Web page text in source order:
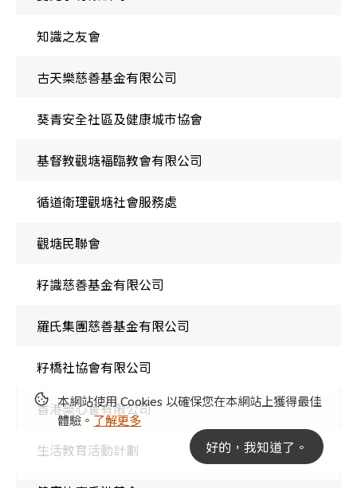
知識之友會
古天樂慈善基金有限公司
葵青安全社區及健康城市協會
基督教觀塘褔臨教會有限公司
循道衛理觀塘社會服務處
觀塘民聯會
籽識慈善基金有限公司
羅氏集團慈善基金有限公司
籽橋社協會有限公司
香港樂心會有限公司
生活教育活動計劃
本網站使用 Cookies 以確保您在本網站上獲得最佳
體驗。了解更多
好的，我知道了。